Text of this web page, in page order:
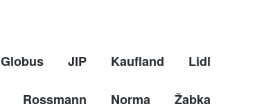
Globus JIP Kaufland Lidl
Rossmann Norma Žabka